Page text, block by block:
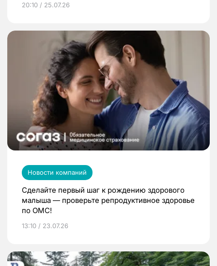
20:10 / 25.07.26
Новости компаний
Сделайте первый шаг к рождению здорового
малыша — проверьте репродуктивное здоровье
по ОМС!
13:10 / 23.07.26